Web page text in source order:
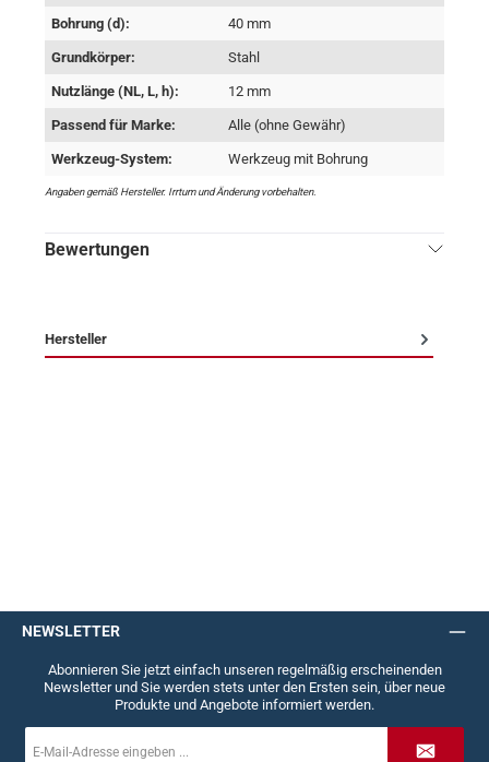
Bohrung (d): 40 mm
Grundkörper: Stahl
Nutzlänge (NL, L, h): 12 mm
Passend für Marke: Alle (ohne Gewähr)
Werkzeug-System: Werkzeug mit Bohrung
Angaben gemäß Hersteller. Irrtum und Änderung vorbehalten.
Bewertungen
Hersteller
NEWSLETTER
Abonnieren Sie jetzt einfach unseren regelmäßig erscheinenden
Newsletter und Sie werden stets unter den Ersten sein, über neue
Produkte und Angebote informiert werden.
Mail-